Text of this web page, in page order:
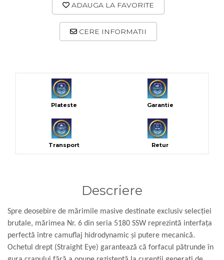
ADAUGA LA FAVORITE
CERE INFORMATII
Plateste Garantie
Transport Retur
Descriere
Spre deosebire de mărimile masive destinate exclusiv selecției
brutale, mărimea Nr. 6 din seria 5180 SSW reprezintă interfața
perfectă între camuflaj hidrodynamic și putere mecanică.
Ochetul drept (Straight Eye) garantează că forfacul pătrunde în